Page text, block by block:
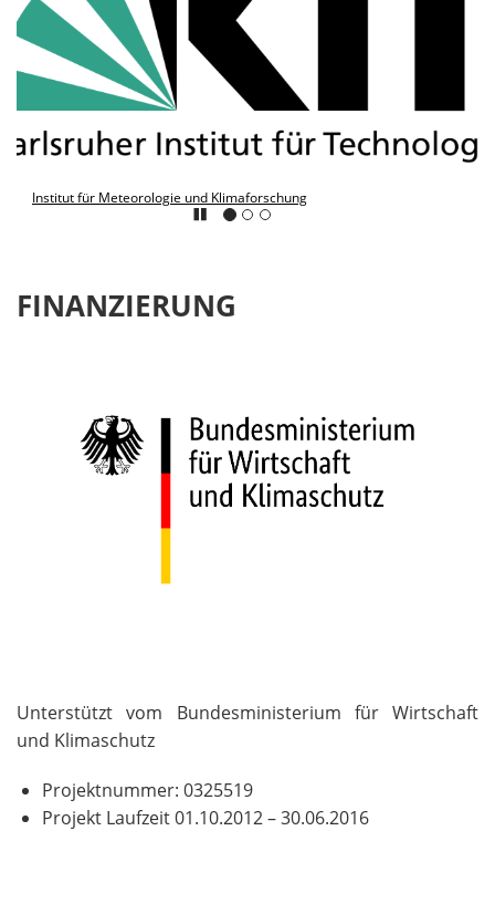
Institut für Meteorologie und Klimaforschung
FINANZIERUNG
Unterstützt vom Bundesministerium für Wirtschaft
und Klimaschutz
Projektnummer: 0325519
Projekt Laufzeit 01.10.2012 – 30.06.2016